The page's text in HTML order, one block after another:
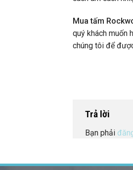
Mua tấm
quý khách muốn
chúng tôi để
Trả lời
Bạn phải